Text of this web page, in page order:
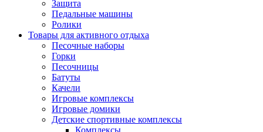
Защита
Педальные машины
Ролики
Товары для активного отдыха
Песочные наборы
Горки
Песочницы
Батуты
Качели
Игровые комплексы
Игровые домики
Детские спортивные комплексы
Комплексы